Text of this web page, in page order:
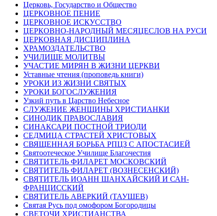
Церковь, Государство и Общество
ЦЕРКОВНОЕ ПЕНИЕ
ЦЕРКОВНОЕ ИСКУССТВО
ЦЕРКОВНО-НАРОДНЫЙ МЕСЯЦЕСЛОВ НА РУСИ
ЦЕРКОВНАЯ ДИСЦИПЛИНА
ХРАМОЗДАТЕЛЬСТВО
УЧИЛИЩЕ МОЛИТВЫ
УЧАСТИЕ МИРЯН В ЖИЗНИ ЦЕРКВИ
Уставные чтения (проповедь книги)
УРОКИ ИЗ ЖИЗНИ СВЯТЫХ
УРОКИ БОГОСЛУЖЕНИЯ
Узкий путь в Царство Небесное
СЛУЖЕНИЕ ЖЕНЩИНЫ ХРИСТИАНКИ
СИНОДИК ПРАВОСЛАВИЯ
СИНАКСАРИ ПОСТНОЙ ТРИОДИ
СЕДМИЦА СТРАСТЕЙ ХРИСТОВЫХ
СВЯЩЕННАЯ БОРЬБА РПЦЗ С АПОСТАСИЕЙ
Святоотеческое Училище Благочестия
СВЯТИТЕЛЬ ФИЛАРЕТ МОСКОВСКИЙ
СВЯТИТЕЛЬ ФИЛАРЕТ (ВОЗНЕСЕНСКИЙ)
СВЯТИТЕЛЬ ИОАНН ШАНХАЙСКИЙ И САН-
ФРАНЦИССКИЙ
СВЯТИТЕЛЬ АВЕРКИЙ (ТАУШЕВ)
Святая Русь под омофором Богородицы
СВЕТОЧИ ХРИСТИАНСТВА